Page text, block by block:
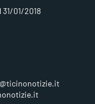
01/2018